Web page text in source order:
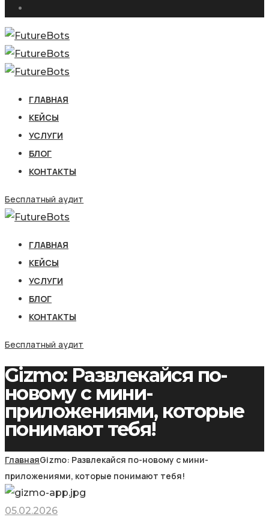
ГЛАВНАЯ
КЕЙСЫ
УСЛУГИ
БЛОГ
КОНТАКТЫ
Бесплатный аудит
ГЛАВНАЯ
КЕЙСЫ
УСЛУГИ
БЛОГ
КОНТАКТЫ
Бесплатный аудит
Gizmo: Развлекайся по-
новому с мини-
приложениями, которые
понимают тебя!
ГлавнаяGizmo: Развлекайся по-новому с мини-
приложениями, которые понимают тебя!
05.02.2026